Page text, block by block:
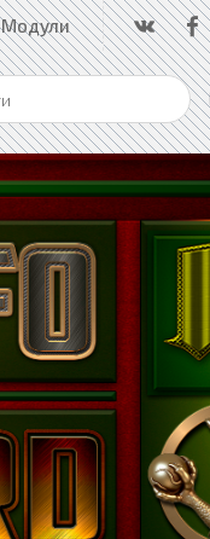
Модули